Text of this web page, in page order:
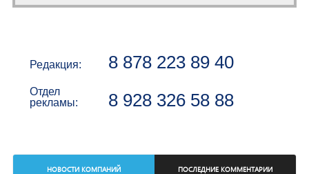
Редакция: 8 878 223 89 40
Отдел
рекламы:
8 928 326 58 88
НОВОСТИ КОМПАНИЙ ПОСЛЕДНИЕ КОММЕНТАРИИ